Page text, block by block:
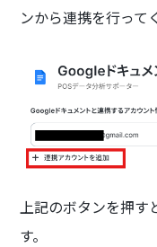
ンから連携を行って
上記のボタンを押
す。